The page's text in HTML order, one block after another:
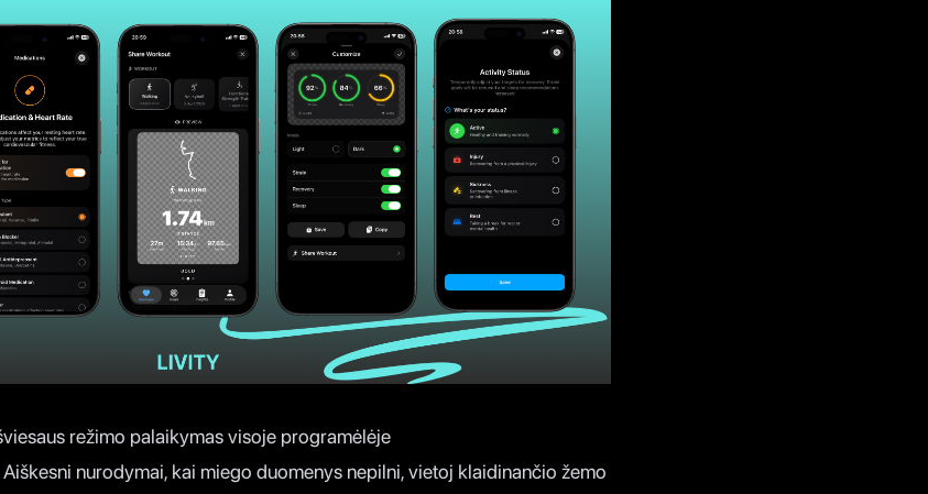
režimo palaikymas visoje programėlėje
nurodymai, kai miego duomenys nepilni, vietoj klaidinančio žemo